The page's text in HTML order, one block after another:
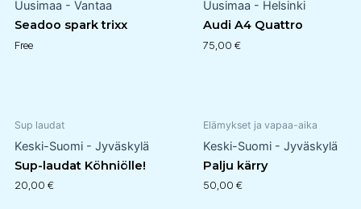
Uusimaa - Vantaa
Seadoo spark trixx
Free
Uusimaa - Helsinki
Audi A4 Quattro
75,00 €
Sup laudat
Keski-Suomi - Jyväskylä
Sup-laudat Köhniölle!
20,00 €
Elämykset ja vapaa-aika
Keski-Suomi - Jyväskylä
Palju kärry
50,00 €